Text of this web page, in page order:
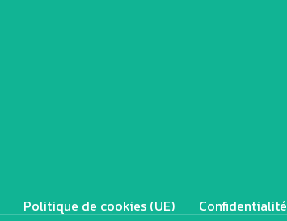
Politique de cookies (UE) Confidentialité